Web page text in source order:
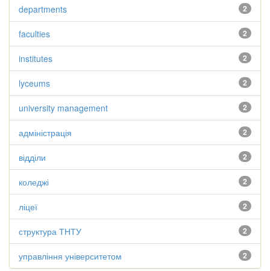
2
departments
2
faculties
2
institutes
2
lyceums
2
university management
2
адміністрація
2
відділи
2
коледжі
2
ліцеї
2
структура ТНТУ
2
управління університетом